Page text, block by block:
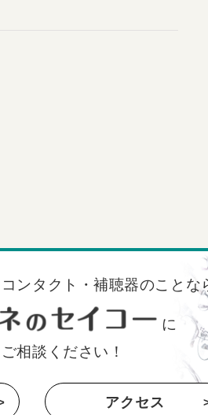
ンタクト・補聴器のことな
に
相談ください！
アクセス